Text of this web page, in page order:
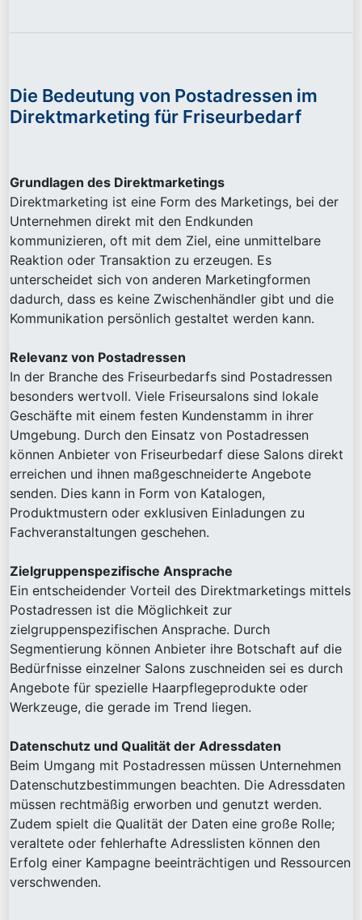
Die Bedeutung von Postadressen im
Direktmarketing für Friseurbedarf
Grundlagen des Direktmarketings
Direktmarketing ist eine Form des Marketings, bei der
Unternehmen direkt mit den Endkunden
kommunizieren, oft mit dem Ziel, eine unmittelbare
Reaktion oder Transaktion zu erzeugen. Es
unterscheidet sich von anderen Marketingformen
dadurch, dass es keine Zwischenhändler gibt und die
Kommunikation persönlich gestaltet werden kann.
Relevanz von Postadressen
In der Branche des Friseurbedarfs sind Postadressen
besonders wertvoll. Viele Friseursalons sind lokale
Geschäfte mit einem festen Kundenstamm in ihrer
Umgebung. Durch den Einsatz von Postadressen
können Anbieter von Friseurbedarf diese Salons direkt
erreichen und ihnen maßgeschneiderte Angebote
senden. Dies kann in Form von Katalogen,
Produktmustern oder exklusiven Einladungen zu
Fachveranstaltungen geschehen.
Zielgruppenspezifische Ansprache
Ein entscheidender Vorteil des Direktmarketings mittels
Postadressen ist die Möglichkeit zur
zielgruppenspezifischen Ansprache. Durch
Segmentierung können Anbieter ihre Botschaft auf die
Bedürfnisse einzelner Salons zuschneiden sei es durch
Angebote für spezielle Haarpflegeprodukte oder
Werkzeuge, die gerade im Trend liegen.
Datenschutz und Qualität der Adressdaten
Beim Umgang mit Postadressen müssen Unternehmen
Datenschutzbestimmungen beachten. Die Adressdaten
müssen rechtmäßig erworben und genutzt werden.
Zudem spielt die Qualität der Daten eine große Rolle;
veraltete oder fehlerhafte Adresslisten können den
Erfolg einer Kampagne beeinträchtigen und Ressourcen
verschwenden.